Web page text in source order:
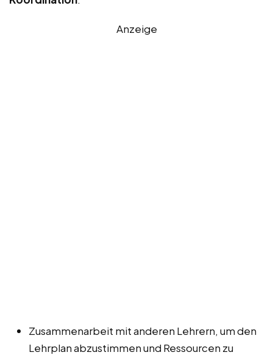
Anzeige
Zusammenarbeit mit anderen Lehrern, um den
Lehrplan abzustimmen und Ressourcen zu